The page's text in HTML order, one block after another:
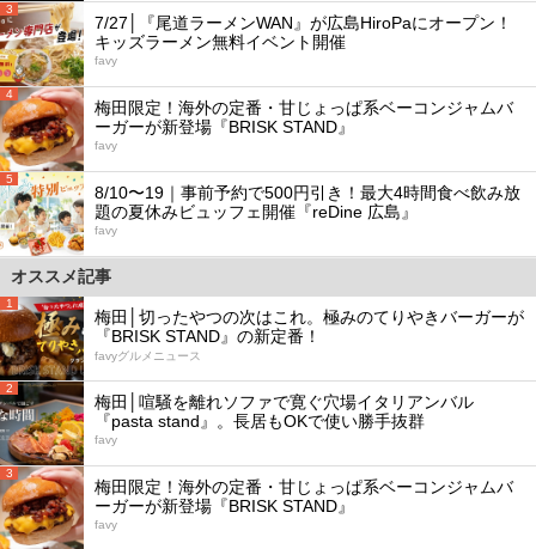
3
7/27│『尾道ラーメンWAN』が広島HiroPaにオープン！
キッズラーメン無料イベント開催
favy
4
梅田限定！海外の定番・甘じょっぱ系ベーコンジャムバ
ーガーが新登場『BRISK STAND』
favy
5
8/10〜19｜事前予約で500円引き！最大4時間食べ飲み放
題の夏休みビュッフェ開催『reDine 広島』
favy
オススメ記事
1
梅田│切ったやつの次はこれ。極みのてりやきバーガーが
『BRISK STAND』の新定番！
favyグルメニュース
2
梅田│喧騒を離れソファで寛ぐ穴場イタリアンバル
『pasta stand』。長居もOKで使い勝手抜群
favy
3
梅田限定！海外の定番・甘じょっぱ系ベーコンジャムバ
ーガーが新登場『BRISK STAND』
favy